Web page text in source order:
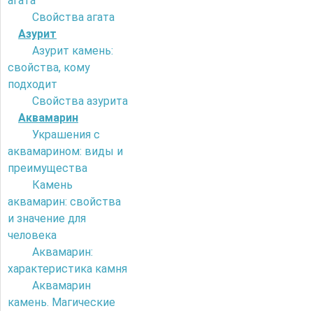
Свойства агата
Азурит
Азурит камень:
свойства, кому
подходит
Свойства азурита
Аквамарин
Украшения с
аквамарином: виды и
преимущества
Камень
аквамарин: свойства
и значение для
человека
Аквамарин:
характеристика камня
Аквамарин
камень. Магические